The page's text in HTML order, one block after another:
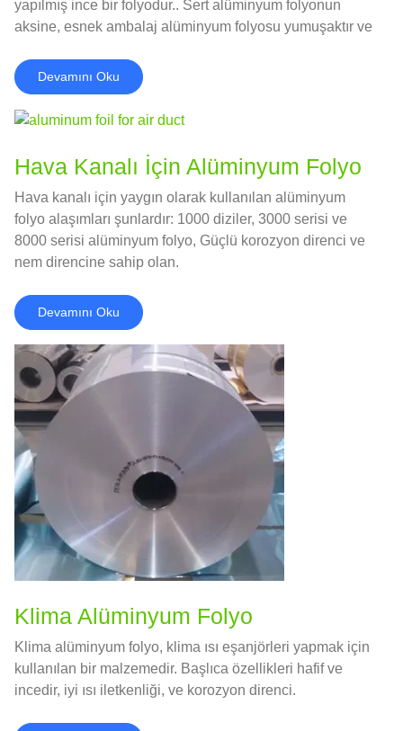
yapılmış ince bir folyodur.. Sert alüminyum folyonun
aksine, esnek ambalaj alüminyum folyosu yumuşaktır ve
gıda ve ilaç ambalajlamasında yaygın olarak kullanılır.
Devamını Oku
Hava Kanalı İçin Alüminyum Folyo
Hava kanalı için yaygın olarak kullanılan alüminyum
folyo alaşımları şunlardır: 1000 diziler, 3000 serisi ve
8000 serisi alüminyum folyo, Güçlü korozyon direnci ve
nem direncine sahip olan.
Devamını Oku
Klima Alüminyum Folyo
Klima alüminyum folyo, klima ısı eşanjörleri yapmak için
kullanılan bir malzemedir. Başlıca özellikleri hafif ve
incedir, iyi ısı iletkenliği, ve korozyon direnci.